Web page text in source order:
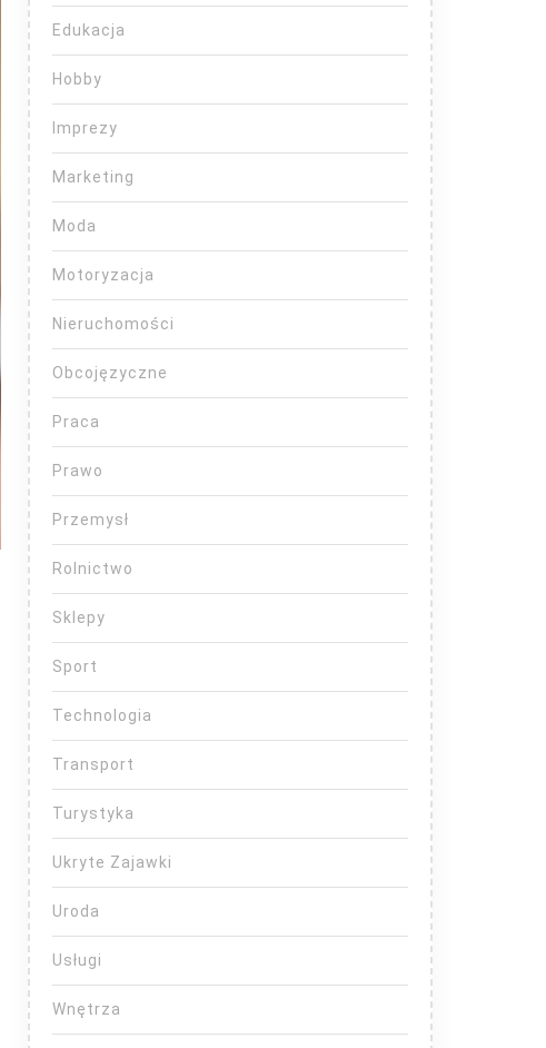
Edukacja
Hobby
Imprezy
Marketing
Moda
Motoryzacja
Nieruchomości
Obcojęzyczne
Praca
Prawo
Przemysł
Rolnictwo
Sklepy
Sport
Technologia
Transport
Turystyka
Ukryte Zajawki
Uroda
Usługi
Wnętrza